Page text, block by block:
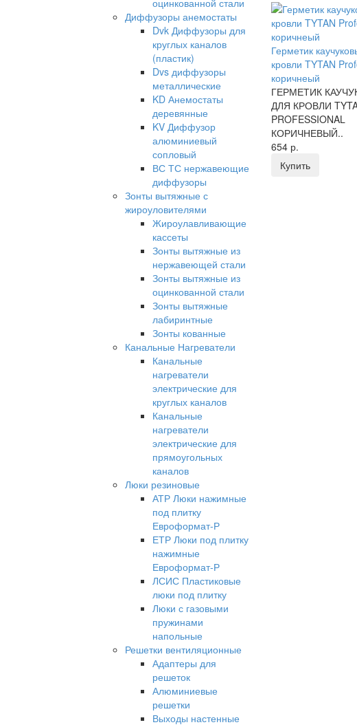
оцинкованной стали
Диффузоры анемостаты
Dvk Диффузоры для
круглых каналов
(пластик)
Dvs диффузоры
металлические
KD Анемостаты
деревянные
KV Диффузор
алюминиевый
сопловый
ВС ТС нержавеющие
диффузоры
Зонты вытяжные с
жироуловителями
Жироулавливающие
кассеты
Зонты вытяжные из
нержавеющей стали
Зонты вытяжные из
оцинкованной стали
Зонты вытяжные
лабиринтные
Зонты кованные
Канальные Нагреватели
Канальные
нагреватели
электрические для
круглых каналов
Канальные
нагреватели
электрические для
прямоугольных
каналов
Люки резиновые
АТР Люки нажимные
под плитку
Евроформат-Р
ЕТР Люки под плитку
нажимные
Евроформат-Р
ЛСИС Пластиковые
люки под плитку
Люки с газовыми
пружинами
напольные
Решетки вентиляционные
Адаптеры для
решеток
Алюминиевые
решетки
Выходы настенные
Герметик
кровли TYTAN
коричнеый
ГЕРМЕТИК
ДЛЯ КРОВЛИ
PROFESSIONAL
КОРИЧНЕВЫЙ..
654 р.
Купить